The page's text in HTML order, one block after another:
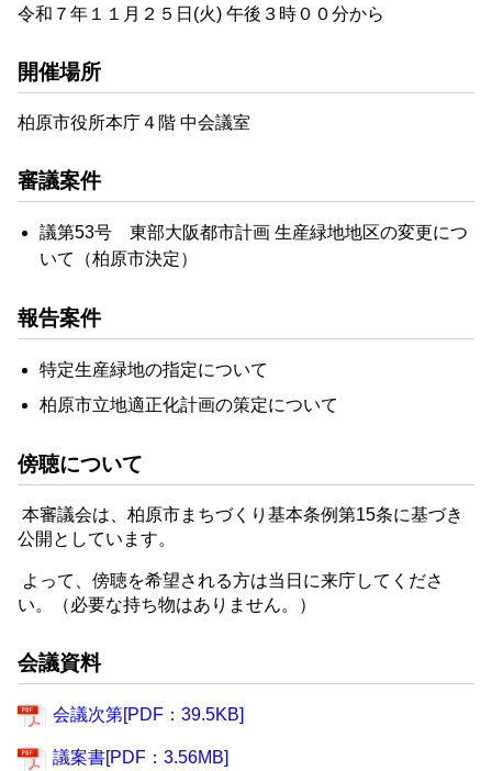
令和７年１１月２５日(火) 午後３時００分から
開催場所
柏原市役所本庁４階 中会議室
審議案件
議第53号 東部大阪都市計画 生産緑地地区の変更につ
いて（柏原市決定）
報告案件
特定生産緑地の指定について
柏原市立地適正化計画の策定について
傍聴について
本審議会は、柏原市まちづくり基本条例第15条に基づき
公開としています。
よって、傍聴を希望される方は当日に来庁してくださ
い。（必要な持ち物はありません。）
会議資料
会議次第[PDF：39.5KB]
議案書[PDF：3.56MB]